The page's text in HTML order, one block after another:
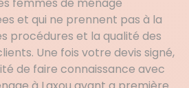
et qui ne prennent pas à la
procédures et la qualité des
Une fois votre devis signé,
de faire connaissance avec